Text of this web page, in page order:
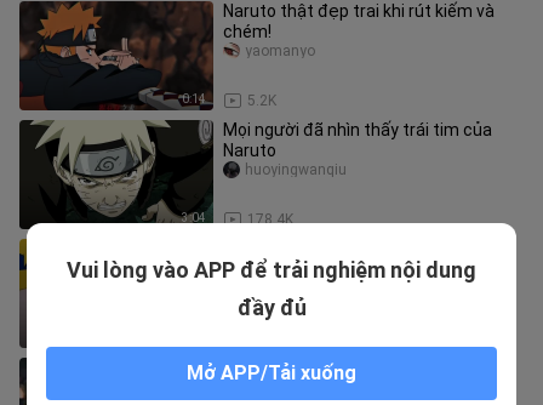
0:14
Naruto thật đẹp trai khi rút kiếm và
chém!
5.2K
yaomanyo
3:04
Mọi người đã nhìn thấy trái tim của
Naruto
178.4K
huoyingwanqiu
Obito lại bị cưỡng hiếp trên mạng
Naruto: Cậu ổn mà, sao cậu lại ngất
Vui lòng vào APP để trải nghiệm nội dung
đầy đủ
Mở APP/Tải xuống